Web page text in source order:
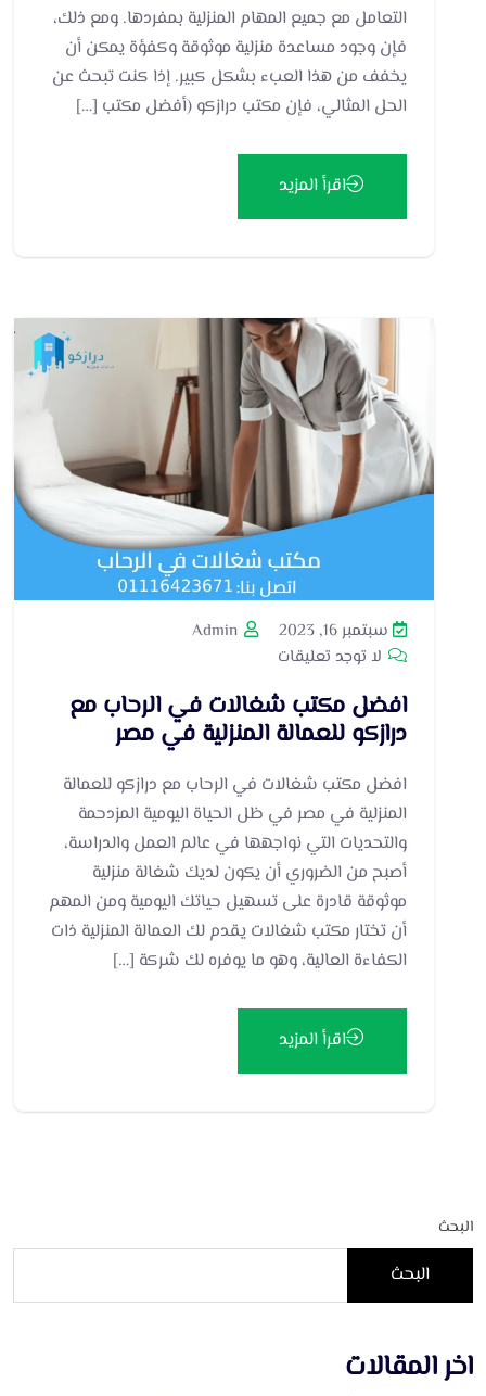
التعامل مع جميع المهام المنزلية بمفردها. ومع ذلك،
فإن وجود مساعدة منزلية موثوقة وكفؤة يمكن أن
يخفف من هذا العبء بشكل كبير. إذا كنت تبحث عن
الحل المثالي، فإن مكتب درازكو (أفضل مكتب […]
اقرأ المزيد
سبتمبر 16, 2023
لا توجد تعليقات
افضل مكتب شغالات في الرحاب مع
درازكو للعمالة المنزلية في مصر
افضل مكتب شغالات في الرحاب مع درازكو للعمالة
المنزلية في مصر في ظل الحياة اليومية المزدحمة
والتحديات التي نواجهها في عالم العمل والدراسة،
أصبح من الضروري أن يكون لديك شغالة منزلية
موثوقة قادرة على تسهيل حياتك اليومية ومن المهم
أن تختار مكتب شغالات يقدم لك العمالة المنزلية ذات
الكفاءة العالية، وهو ما يوفره لك شركة […]
اقرأ المزيد
البحث
البحث
اخر المقالات